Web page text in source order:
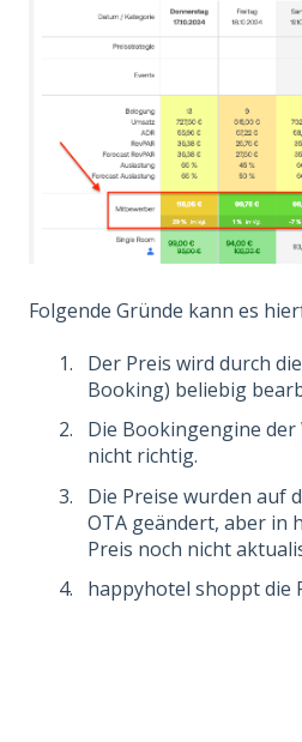
Folgende Gründe kann es
Der Preis wird durch
Booking) beliebig
Die Bookingengine
nicht richtig.
Die Preise wurden auf
OTA geändert, aber in
Preis noch nicht
happyhotel shoppt die